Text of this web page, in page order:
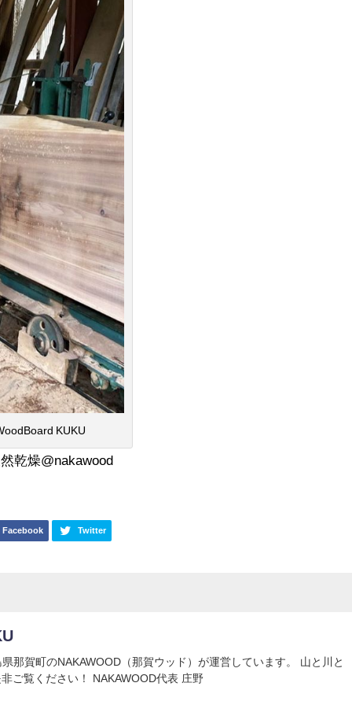
KUKU
乾燥@nakawood
Facebook Twitter
那賀町のNAKAWOOD（那賀ウッド）が運営しています。 山と川と
ご覧ください！ NAKAWOOD代表 庄野